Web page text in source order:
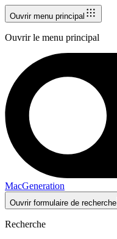
Ouvrir menu principal
Ouvrir le menu principal
MacGeneration
Ouvrir formulaire de recherche
Recherche